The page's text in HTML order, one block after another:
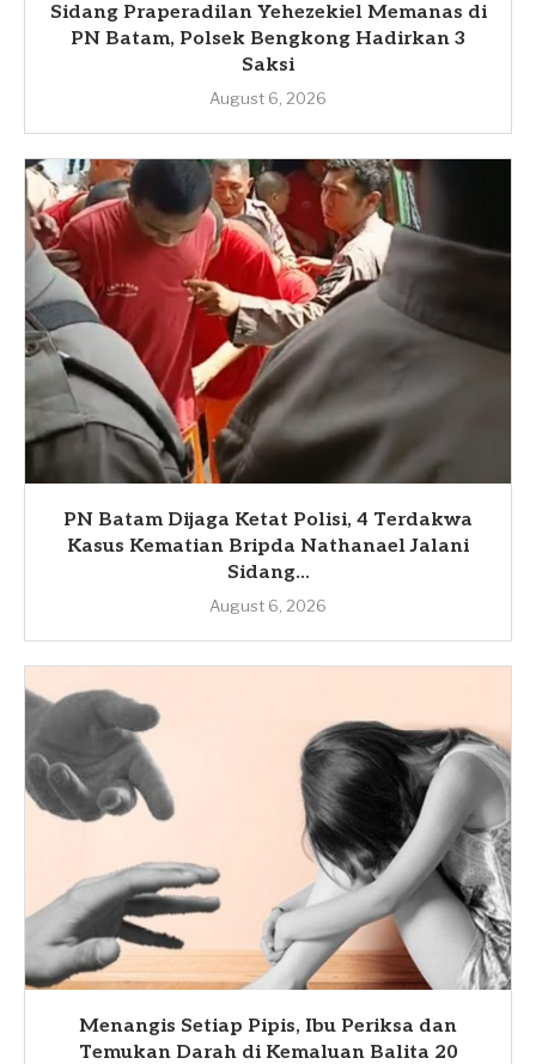
Sidang Praperadilan Yehezekiel Memanas di
PN Batam, Polsek Bengkong Hadirkan 3
Saksi
August 6, 2026
PN Batam Dijaga Ketat Polisi, 4 Terdakwa
Kasus Kematian Bripda Nathanael Jalani
Sidang...
August 6, 2026
Menangis Setiap Pipis, Ibu Periksa dan
Temukan Darah di Kemaluan Balita 20